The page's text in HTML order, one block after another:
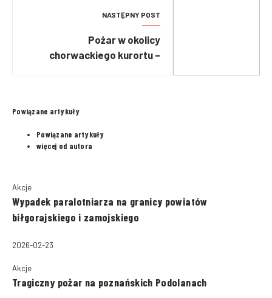
NASTĘPNY POST
Pożar w okolicy
chorwackiego kurortu –
Powiązane artykuły
Powiązane artykuły
więcej od autora
Akcje
Wypadek paralotniarza na granicy powiatów
biłgorajskiego i zamojskiego
2026-02-23
Akcje
Tragiczny pożar na poznańskich Podolanach